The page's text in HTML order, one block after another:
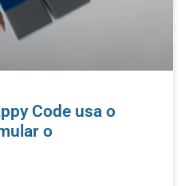
Code usa o
o